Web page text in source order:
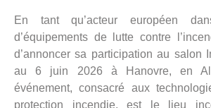
En tant qu’acteur européen
d’équipements de lutte contre
d’annoncer sa participation au salon
au 6 juin 2026 à Hanovre, en
événement, consacré aux
protection incendie, est le lieu